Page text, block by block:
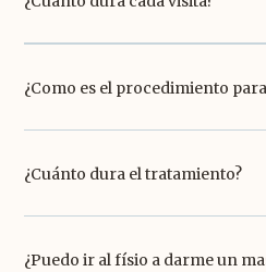
¿Como es el procedimiento
¿Cuánto dura el tratamiento?
¿Puedo ir al físio a darme un